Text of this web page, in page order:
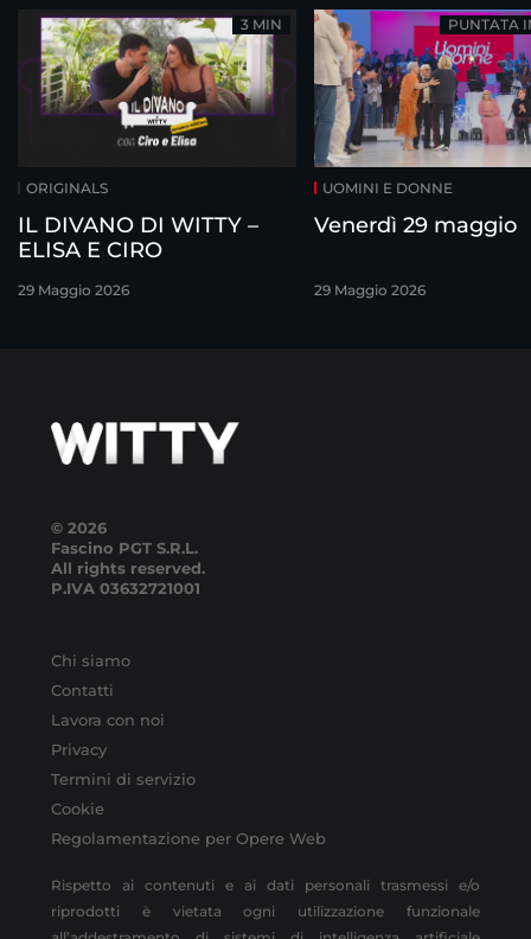
ORIGINALS
IL DIVANO DI WITTY –
ELISA E CIRO
29 Maggio 2026
3 MIN
UOMINI E DONNE
Venerdì 29 maggio
29 Maggio 2026
PUNTATA
© 2026
Fascino PGT S.R.L.
All rights reserved.
P.IVA 03632721001
Chi siamo
Contatti
Lavora con noi
Privacy
Termini di servizio
Cookie
Regolamentazione per Opere Web
Rispetto ai contenuti e ai dati personali trasmessi e/o
riprodotti è vietata ogni utilizzazione funzionale